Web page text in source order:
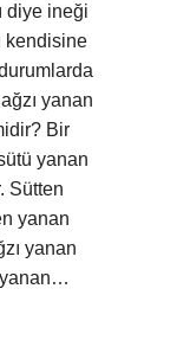
diye ineği
kendisine
yanan
Bir
yanan
Sütten
yanan
yanan
yanan…